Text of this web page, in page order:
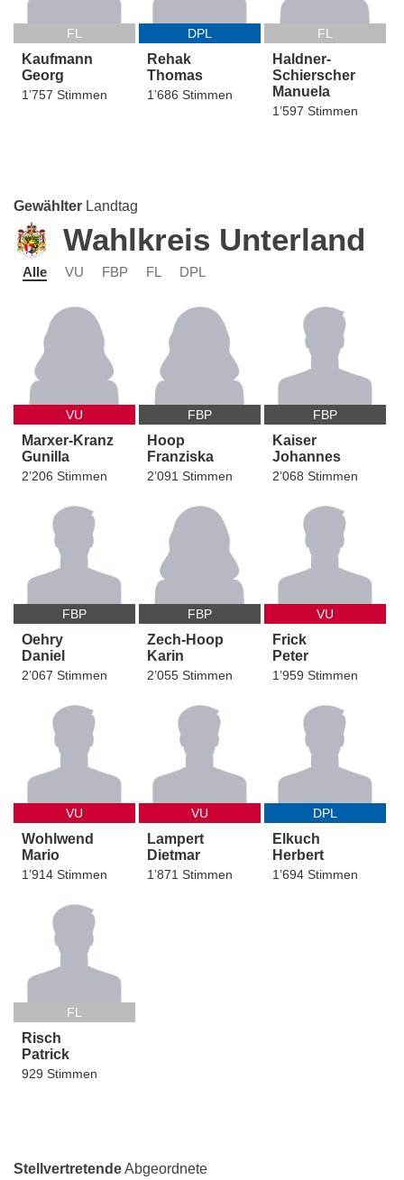
FL
Kaufmann
Georg
1’757 Stimmen
DPL
Rehak
Thomas
1’686 Stimmen
FL
Haldner-
Schierscher
Manuela
1’597 Stimmen
Gewählter Landtag
Wahlkreis Unterland
Alle VU FBP FL DPL
VU
Marxer-Kranz
Gunilla
2’206 Stimmen
FBP
Hoop
Franziska
2’091 Stimmen
FBP
Kaiser
Johannes
2’068 Stimmen
FBP
Oehry
Daniel
2’067 Stimmen
FBP
Zech-Hoop
Karin
2’055 Stimmen
VU
Frick
Peter
1’959 Stimmen
VU
Wohlwend
Mario
1’914 Stimmen
VU
Lampert
Dietmar
1’871 Stimmen
DPL
Elkuch
Herbert
1’694 Stimmen
FL
Risch
Patrick
929 Stimmen
StellvertretendeAbgeordnete